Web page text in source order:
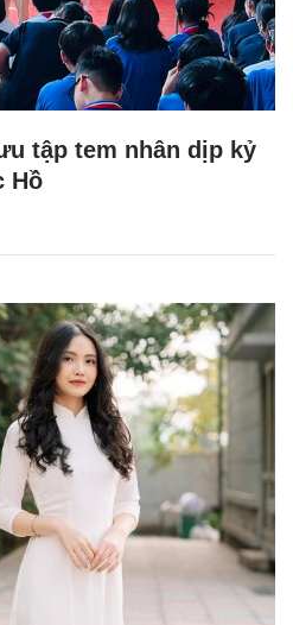
tập tem nhân dịp kỷ
Hồ